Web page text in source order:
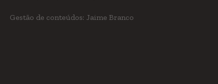
Gestão de conteúdos: Jaime Branco